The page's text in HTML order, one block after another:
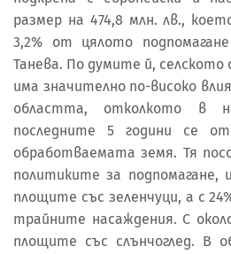
размер на 474,8 млн. лв.,
3,2% от цялото
Танева. По думите й, селското
има значително по-високо
областта, отколкото в
последните 5 години се
обработваемата земя. Тя
политиките за
площите със зеленчуци, а с
трайните насаждения. С
площите със слънчоглед. В